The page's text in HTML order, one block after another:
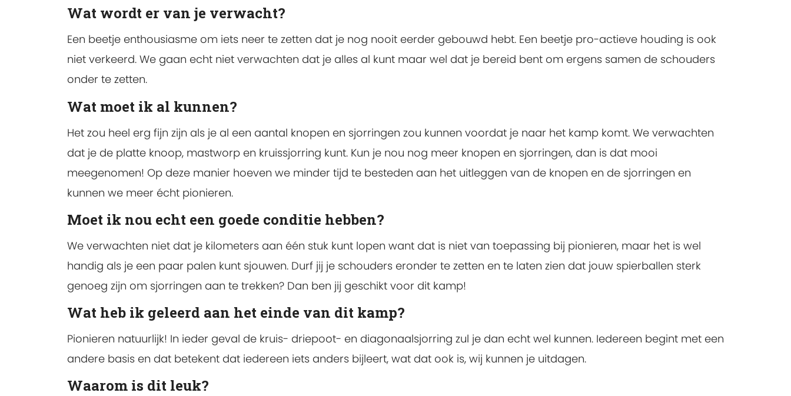
Wat wordt er van je verwacht?
Een beetje enthousiasme om iets neer te zetten dat je nog nooit eerder gebouwd hebt. Een beetje pro-actieve houding is ook
niet verkeerd. We gaan echt niet verwachten dat je alles al kunt maar wel dat je bereid bent om ergens samen de schouders
onder te zetten.
Wat moet ik al kunnen?
Het zou heel erg fijn zijn als je al een aantal knopen en sjorringen zou kunnen voordat je naar het kamp komt. We verwachten
dat je de platte knoop, mastworp en kruissjorring kunt. Kun je nou nog meer knopen en sjorringen, dan is dat mooi
meegenomen! Op deze manier hoeven we minder tijd te besteden aan het uitleggen van de knopen en de sjorringen en
kunnen we meer écht pionieren.
Moet ik nou echt een goede conditie hebben?
We verwachten niet dat je kilometers aan één stuk kunt lopen want dat is niet van toepassing bij pionieren, maar het is wel
handig als je een paar palen kunt sjouwen. Durf jij je schouders eronder te zetten en te laten zien dat jouw spierballen sterk
genoeg zijn om sjorringen aan te trekken? Dan ben jij geschikt voor dit kamp!
Wat heb ik geleerd aan het einde van dit kamp?
Pionieren natuurlijk! In ieder geval de kruis- driepoot- en diagonaalsjorring zul je dan echt wel kunnen. Iedereen begint met een
andere basis en dat betekent dat iedereen iets anders bijleert, wat dat ook is, wij kunnen je uitdagen.
Waarom is dit leuk?